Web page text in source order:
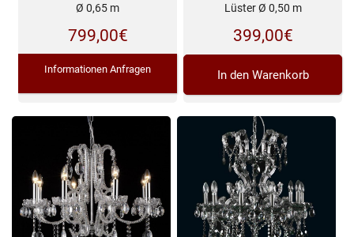
Ø 0,65 m
799,00€
Informationen Anfragen
Lüster Ø 0,50 m
399,00€
In den Warenkorb